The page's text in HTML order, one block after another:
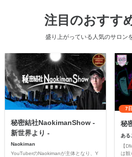
注目のおすす
盛り上がっている人気のサロン
秘密結社NaokimanShow -
新世界より -
Naokiman
YouTuberのNaokimanが主体となり、Y
7
秘
ある
【
は観